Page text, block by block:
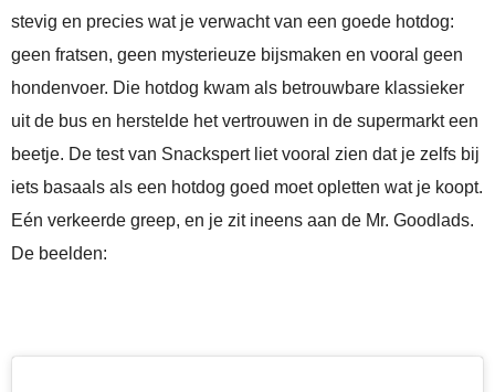
stevig en precies wat je verwacht van een goede hotdog:
geen fratsen, geen mysterieuze bijsmaken en vooral geen
hondenvoer. Die hotdog kwam als betrouwbare klassieker
uit de bus en herstelde het vertrouwen in de supermarkt een
beetje. De test van Snackspert liet vooral zien dat je zelfs bij
iets basaals als een hotdog goed moet opletten wat je koopt.
Eén verkeerde greep, en je zit ineens aan de Mr. Goodlads.
De beelden: